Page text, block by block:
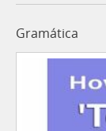
Gramática